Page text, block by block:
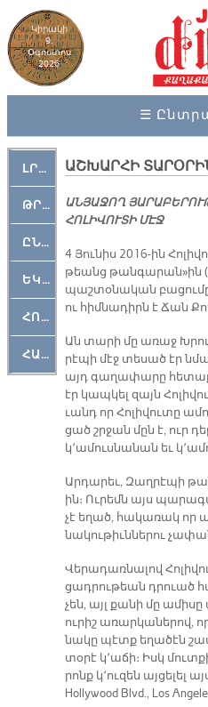
Կիրակի
9,
Օգոստոս
2026
☰
ԼՐԱՀՈՍ
ԹՐՔԱՀԱՅ ԿԵԱՆՔ
ԸՆԿԵՐԱՄՇԱԿՈՒԹԱՅԻՆ
ԵԿԵՂԵՑԱԿԱՆ
ՀՈԳԵՄՏԱՒՈՐ
ՀԱՐԹԱԿ
ԱՇԽԱՐՀԻ
ԱՆՅԱՋՈՂ
ՀՈԼԻՎՈՒՏԻ ՄԷՋ
4 Յու­նիս 2016-ին
թեանց թան­գա­րան»ին
պաշ­տօ­նա­կան
ու հիմ­նա­դիրն է Ճան
Ան տա­րի մը ա­ռաջ
րէպի մէջ տե­սած էր
այդ գա­ղա­փա­րը
էր կապ­կել զայն
ւանդ որ Հո­լի­վու­տը
ցած շրջան մըն է, ուր
կ՚ա­մուս­նա­նան եւ
Ար­դա­րեւ, Զաղ­րէպի
ին։ Ու­րեմն այս
չէ ե­ղած, հա­կա­ռակ որ
նա­կու­թիւն­նե­րու
Վե­րա­դառ­նա­լով
ցադ­րու­թեան դրուած
չեն, այլ քա­նի մը
ու­րիշ ա­ռար­կա­նե­րով,
նա­կը պէտք ե­ղա­ծէն
տօ­րէ կ՚ա­ճի։ Իսկ
րոնք կ­­՚ու­զեն այ­ցե­լել
Hollywood Blvd., Los